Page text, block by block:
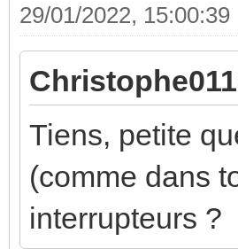
29/01/2022, 15:00:39
Tiens, petite
(comme dans
interrupteurs ?